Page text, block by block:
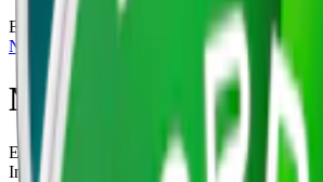
Extra Stark
Nordic Spirit
Nordic Spirit
Ett maxat trepack med extra starkt vitt snus
Innehåller 16,8 mg nikotin per prilla.